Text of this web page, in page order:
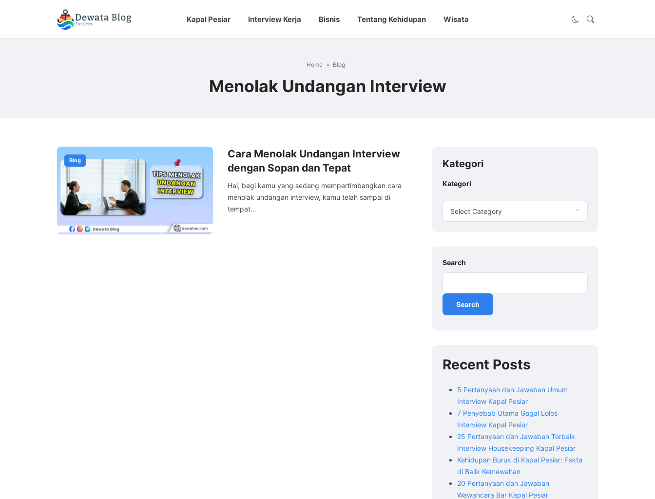
Kapal Pesiar Interview Kerja Bisnis Tentang Kehidupan Wisata
Home Blog
Menolak Undangan Interview
Blog
Cara Menolak Undangan Interview
dengan Sopan dan Tepat
Hai, bagi kamu yang sedang mempertimbangkan cara
menolak undangan interview, kamu telah sampai di
tempat…
Kategori
Kategori
Search
Search
Recent Posts
5 Pertanyaan dan Jawaban Umum
Interview Kapal Pesiar
7 Penyebab Utama Gagal Lolos
Interview Kapal Pesiar
25 Pertanyaan dan Jawaban Terbaik
Interview Housekeeping Kapal Pesiar
Kehidupan Buruk di Kapal Pesiar: Fakta
di Balik Kemewahan
20 Pertanyaan dan Jawaban
Wawancara Bar Kapal Pesiar